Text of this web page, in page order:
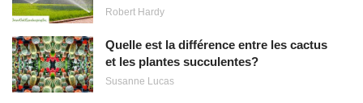
Robert Hardy
Quelle est la différence entre les cactus
et les plantes succulentes?
Susanne Lucas